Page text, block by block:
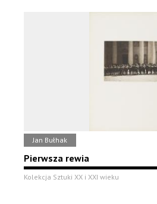
Jan Bułhak
Pierwsza rewia
Kolekcja Sztuki XX i XXI wieku